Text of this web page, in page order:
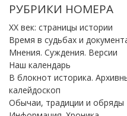
РУБРИКИ НОМЕРА
ХХ век: страницы истории
Время в судьбах и
Мнения. Суждения. Версии
Наш календарь
В блокнот историка.
калейдоскоп
Обычаи, традиции и обряды